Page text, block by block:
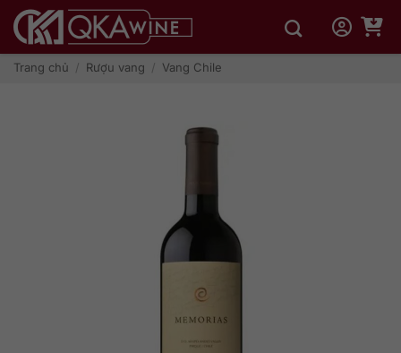
qua
dungTrang chủ / Rượu vang / Vang Chile